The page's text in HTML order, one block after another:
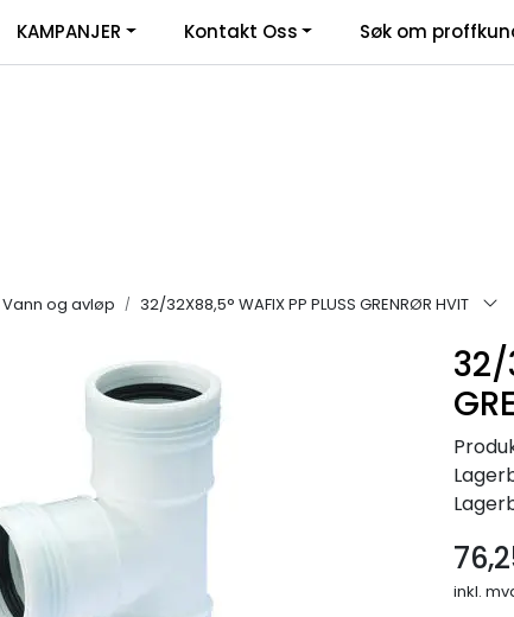
& reklamasjonsskjema
KAMPANJER Kontakt Oss Søk om
Vann og avløp 32/32X88,5° WAFIX PP PLUSS GRENRØR HVIT
32/
inkl.